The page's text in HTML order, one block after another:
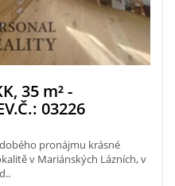
35 m²-
03226
pronájmu krásné
v Mariánských Lázních, v